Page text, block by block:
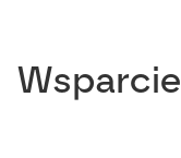
Wsparcie